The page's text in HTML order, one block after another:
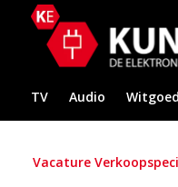
TV Audio Witgoed
Vacature